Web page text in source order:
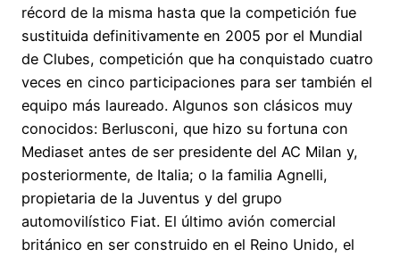
récord de la misma hasta que la competición fue
sustituida definitivamente en 2005 por el Mundial
de Clubes, competición que ha conquistado cuatro
veces en cinco participaciones para ser también el
equipo más laureado. Algunos son clásicos muy
conocidos: Berlusconi, que hizo su fortuna con
Mediaset antes de ser presidente del AC Milan y,
posteriormente, de Italia; o la familia Agnelli,
propietaria de la Juventus y del grupo
automovilístico Fiat. El último avión comercial
británico en ser construido en el Reino Unido, el